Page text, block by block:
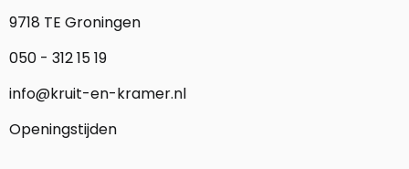
9718 TE Groningen
050 - 312 15 19
info@kruit-en-kramer.nl
Openingstijden